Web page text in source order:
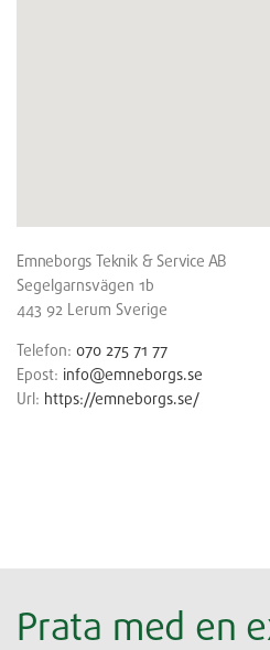
Emneborgs Teknik & Service AB
Segelgarnsvägen 1b
443 92 Lerum Sverige
Telefon: 070 275 71 77
Epost: info@emneborgs.se
Url: https://emneborgs.se/
Prata med en